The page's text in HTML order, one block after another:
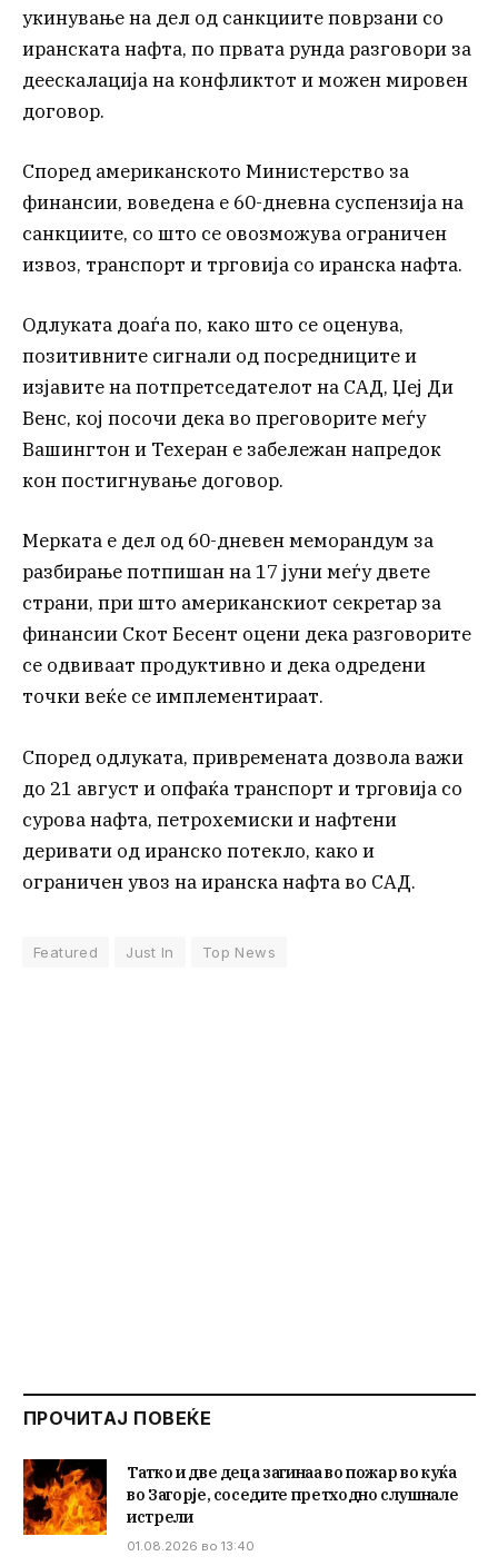
укинување на дел од санкциите поврзани со
иранската нафта, по првата рунда разговори за
деескалација на конфликтот и можен мировен
договор.
Според американското Министерство за
финансии, воведена е 60-дневна суспензија на
санкциите, со што се овозможува ограничен
извоз, транспорт и трговија со иранска нафта.
Одлуката доаѓа по, како што се оценува,
позитивните сигнали од посредниците и
изјавите на потпретседателот на САД, Џеј Ди
Венс, кој посочи дека во преговорите меѓу
Вашингтон и Техеран е забележан напредок
кон постигнување договор.
Мерката е дел од 60-дневен меморандум за
разбирање потпишан на 17 јуни меѓу двете
страни, при што американскиот секретар за
финансии Скот Бесент оцени дека разговорите
се одвиваат продуктивно и дека одредени
точки веќе се имплементираат.
Според одлуката, привремената дозвола важи
до 21 август и опфаќа транспорт и трговија со
сурова нафта, петрохемиски и нафтени
деривати од иранско потекло, како и
ограничен увоз на иранска нафта во САД.
Featured Just In Top News
ПРОЧИТАЈ ПОВЕЌЕ
Татко и две деца загинаа во пожар во куќа
во Загорје, соседите претходно слушнале
истрели
01.08.2026 во 13:40